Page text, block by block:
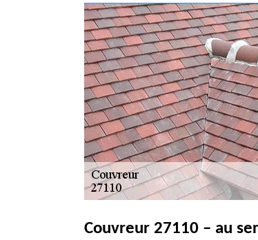
Couvreur 27110 – au